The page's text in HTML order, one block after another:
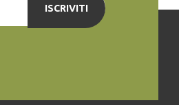
ISCRIVITI